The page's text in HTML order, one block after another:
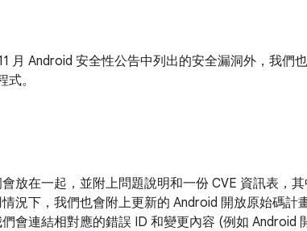
月 Android 安全性公告中列出的安全漏洞外，我們
。
放在一起，並附上問題說明和一份 CVE 資訊表，其
況下，我們也會附上更新的 Android 開放原始碼計
會連結相對應的錯誤 ID 和變更內容 (例如 Android